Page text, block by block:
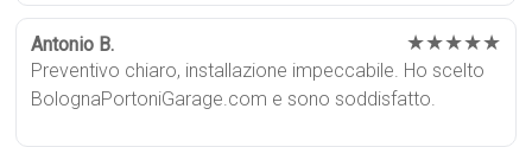
Antonio B. ★★★★★
Preventivo chiaro, installazione impeccabile. Ho scelto
BolognaPortoniGarage.com e sono soddisfatto.